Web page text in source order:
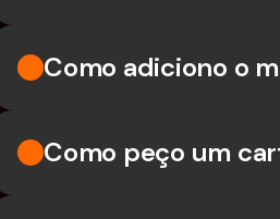
Como adiciono o
Como peço um